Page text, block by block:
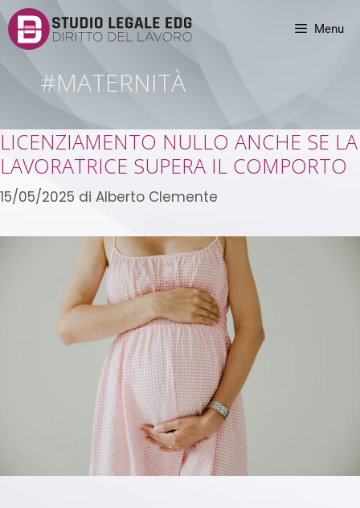
Menu
#MATERNITÀ
LICENZIAMENTO NULLO ANCHE SE LA
LAVORATRICE SUPERA IL COMPORTO
15/05/2025 di Alberto Clemente